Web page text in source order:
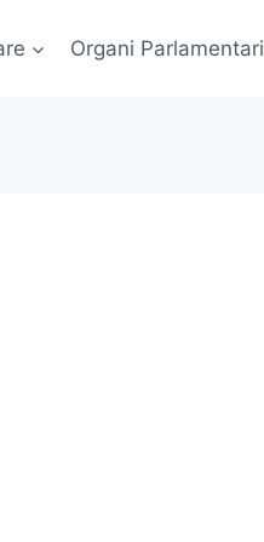
Organi Parlamentari